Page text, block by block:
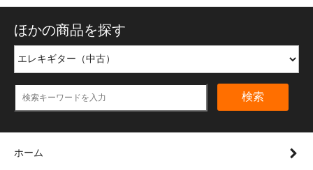
ほかの商品を探す
検索
ホーム